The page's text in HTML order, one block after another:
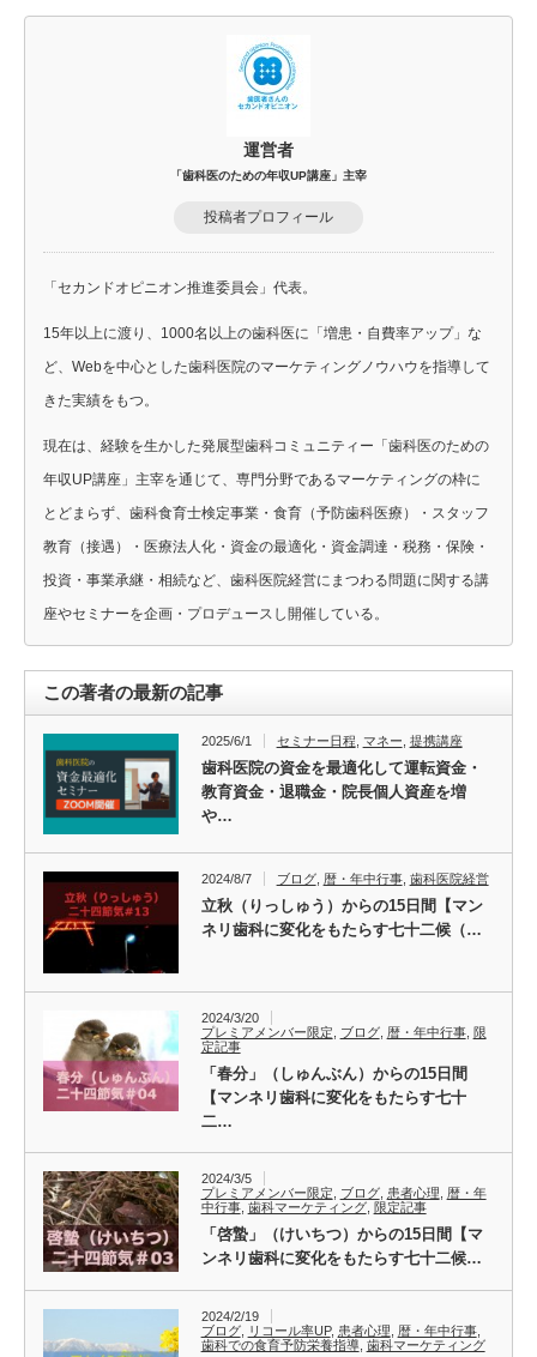
運営者
「歯科医のための年収UP講座」主宰
投稿者プロフィール
「セカンドオピニオン推進委員会」代表。
15年以上に渡り、1000名以上の歯科医に「増患・自費率アップ」な
ど、Webを中心とした歯科医院のマーケティングノウハウを指導して
きた実績をもつ。
現在は、経験を生かした発展型歯科コミュニティー「歯科医のための
年収UP講座」主宰を通じて、専門分野であるマーケティングの枠に
とどまらず、歯科食育士検定事業・食育（予防歯科医療）・スタッフ
教育（接遇）・医療法人化・資金の最適化・資金調達・税務・保険・
投資・事業承継・相続など、歯科医院経営にまつわる問題に関する講
座やセミナーを企画・プロデュースし開催している。
この著者の最新の記事
2025/6/1 セミナー日程 マネー 提携講座
歯科医院の資金を最適化して運転資金・
教育資金・退職金・院長個人資産を増
や…
2024/8/7 ブログ, 暦・年中行事, 歯科医院経営
立秋（りっしゅう）からの15日間【マン
ネリ歯科に変化をもたらす七十二候（…
2024/3/20
プレミアメンバー限定
ブログ, 暦・年中行事, 限
定記事
「春分」（しゅんぶん）からの15日間
【マンネリ歯科に変化をもたらす七十
二…
2024/3/5
プレミアメンバー限定
ブログ, 患者心理
暦・年
中行事, 歯科マーケティング, 限定記事
「啓蟄」（けいちつ）からの15日間【マ
ンネリ歯科に変化をもたらす七十二候…
2024/2/19
ブログ, リコール率UP, 患者心理 暦・年中行事,
歯科での食育予防栄養指導, 歯科マーケティング